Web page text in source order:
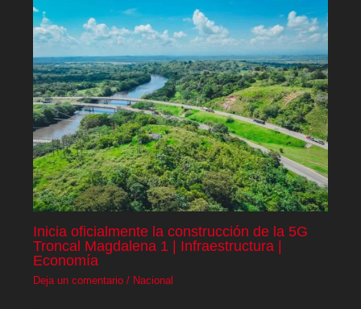
Inicia oficialmente la construcción de la 5G
Troncal Magdalena 1 | Infraestructura |
Economía
Deja un comentario / Nacional